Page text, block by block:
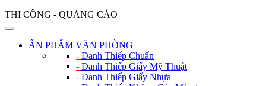
THI CÔNG - QUẢNG CÁO
ẤN PHẨM VĂN PHÒNG
- Danh Thiếp Chuẩn
- Danh Thiếp Giấy Mỹ Thuật
- Danh Thiếp Giấy Nhựa